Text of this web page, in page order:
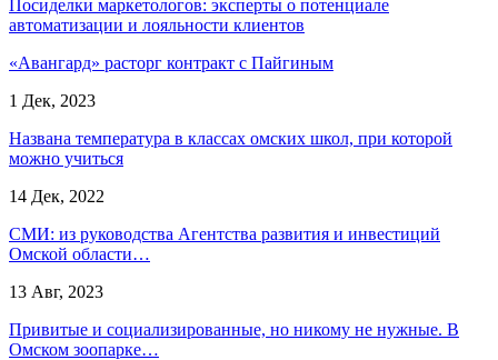
Посиделки маркетологов: эксперты о потенциале
автоматизации и лояльности клиентов
«Авангард» расторг контракт с Пайгиным
1 Дек, 2023
Названа температура в классах омских школ, при которой
можно учиться
14 Дек, 2022
СМИ: из руководства Агентства развития и инвестиций
Омской области…
13 Авг, 2023
Привитые и социализированные, но никому не нужные. В
Омском зоопарке…